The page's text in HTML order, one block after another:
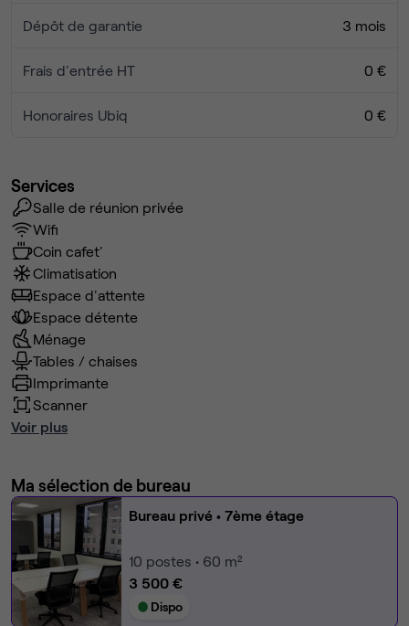
Dépôt de garantie 3 mois
Frais d'entrée HT 0 €
Honoraires Ubiq 0 €
Services
Salle de réunion privée
Wifi
Coin cafet'
Climatisation
Espace d'attente
Espace détente
Ménage
Tables / chaises
Imprimante
Scanner
Voir plus
Ma sélection de bureau
Bureau privé • 7ème étage
10 postes • 60 m²
3 500 €
Dispo